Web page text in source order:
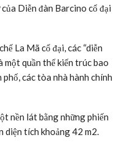
Diễn đàn Barcino cổ đại
La Mã cổ đại, các “diễn
một quần thể kiến trúc bao
các tòa nhà hành chính
nền lát bằng những phiến
tích khoảng 42 m2.